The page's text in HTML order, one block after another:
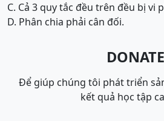
C. Cả 3 quy tắc đều trên đều bị vi
D. Phân chia phải cân đối.
DONATE
Để giúp chúng tôi phát triển
kết quả học tập